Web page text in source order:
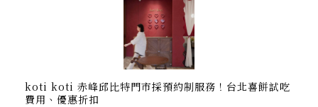
koti koti 赤峰邱比特門市採預約制服務！台北喜餅試吃
費用、優惠折扣